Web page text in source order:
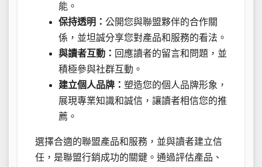
能。
保持透明： 公開您與聯盟夥伴的合作關
係，並坦誠分享您對產品和服務的看法。
與讀者互動： 回應讀者的留言和問題，並
積極參與社群互動。
建立個人品牌： 塑造您的個人品牌形象，
展現專業知識和誠信，讓讀者相信您的推
薦。
選擇合適的聯盟產品和服務，並與讀者建立信
任，是聯盟行銷成功的關鍵。通過評估產品、